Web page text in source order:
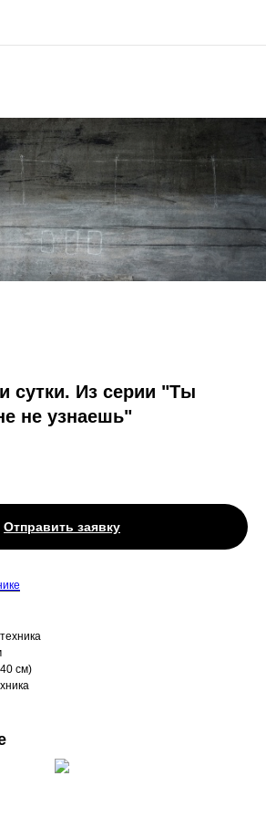
сутки. Из серии "Ты
не узнаешь"
Отправить заявку
см)